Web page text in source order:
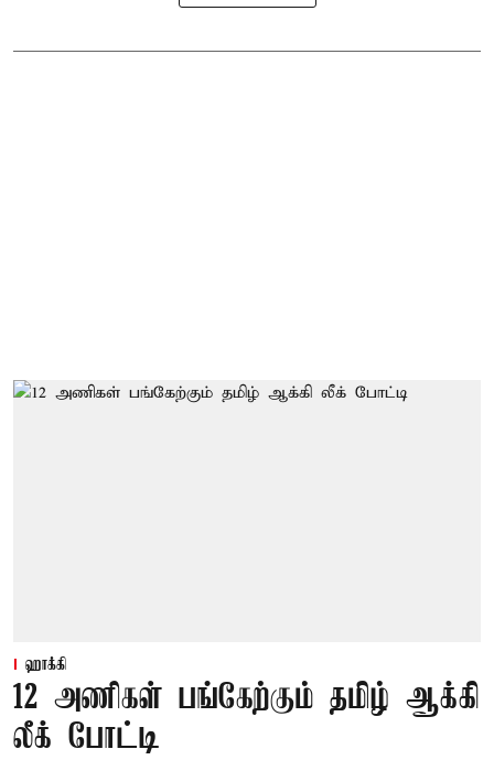
ஹாக்கி
12 அணிகள் பங்கேற்கும் தமிழ் ஆக்கி
லீக் போட்டி